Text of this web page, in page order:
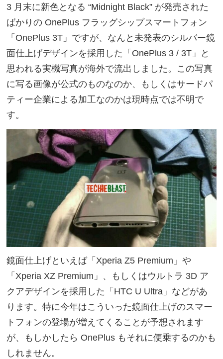
3 月末に新色となる “Midnight Black” が発売された
ばかりの OnePlus フラッグシップスマートフォン
「OnePlus 3T」ですが、なんと未発表のシルバー鏡
面仕上げデザインを採用した「OnePlus 3 / 3T」と
思われる実機写真が海外で流出しました。この写真
に写る画像が公式のものなのか、もしくはサードパ
ティー企業による加工なのかは現時点では不明で
す。
鏡面仕上げといえば「Xperia Z5 Premium」や
「Xperia XZ Premium」、もしくはウルトラ 3D ア
クアデザインを採用した「HTC U Ultra」などがあ
ります。特に今年はこういった鏡面仕上げのスマー
トフォンの登場が増えてくることが予想されます
が、もしかしたら OnePlus もそれに便乗するのかも
しれません。